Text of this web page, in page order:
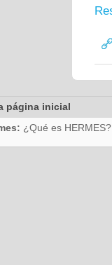
página inicial
¿Qué es HERMES?